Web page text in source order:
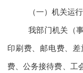
（一）机关运
我部门机关（
印刷费、邮电费、
费、公务接待费、工